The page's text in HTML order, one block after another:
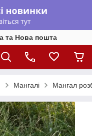
та Нова пошта
Мангалі Мангал